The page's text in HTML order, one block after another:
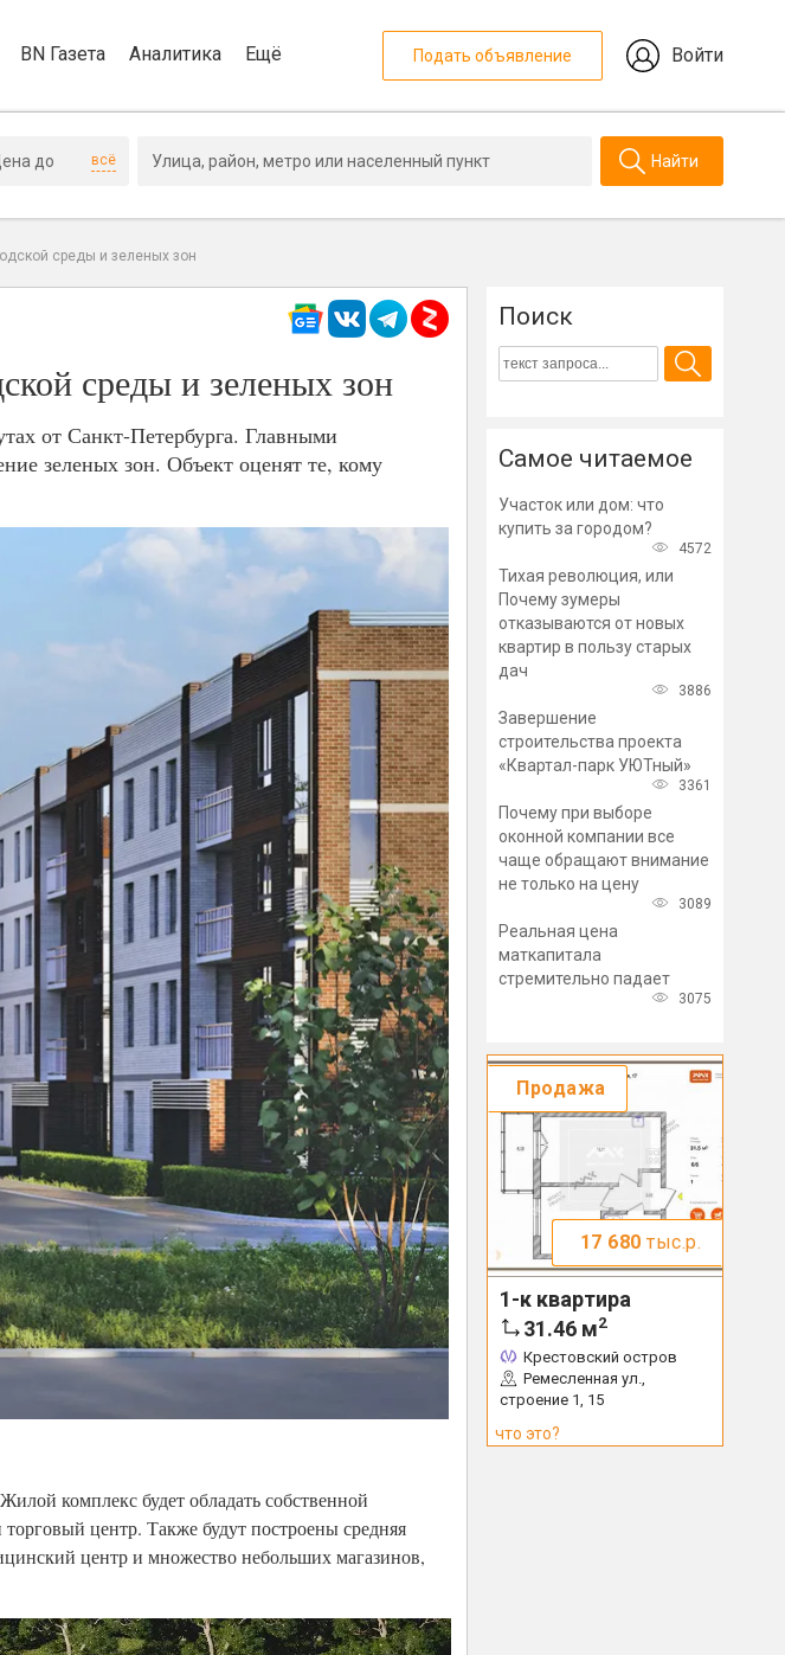
BN Газета Аналитика Ещё Подать объявление Войти
всё Найти
среды и зеленых зон
среды и зеленых зон
от Санкт-Петербурга. Главными
зеленых зон. Объект оценят те, кому
комплекс будет обладать собственной
центр. Также будут построены средняя
центр и множество небольших магазинов,
Поиск
Самое читаемое
Участок или дом: что
купить за городом?
4572
Тихая революция, или
Почему зумеры
отказываются от новых
квартир в пользу старых
дач
3886
Завершение
строительства проекта
«Квартал-парк УЮТный»
3361
Почему при выборе
оконной компании все
чаще обращают внимание
не только на цену
3089
Реальная цена
маткапитала
стремительно падает
3075
Продажа
17 680 тыс.р.
1-к квартира
31.46 м2
Крестовский остров
Ремесленная ул.,
строение 1, 15
что это?